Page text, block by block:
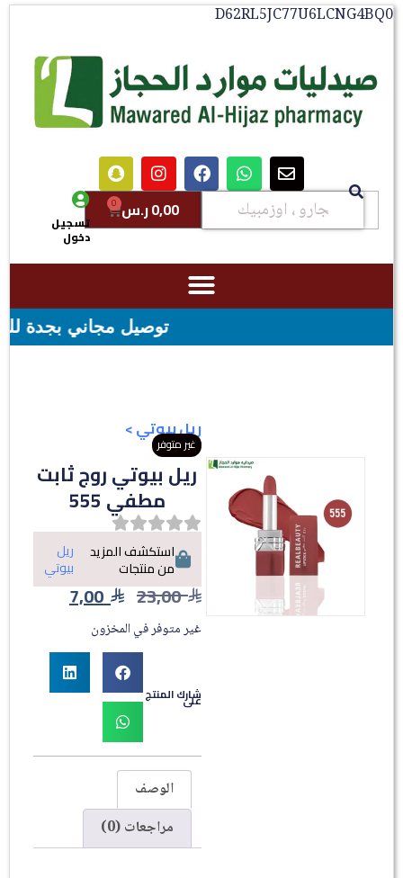
D62RL5JC77U6LCNG4BQ0
0,00ر.س 0
تسجيل
دخول
توصيل مجاني بجدة للطلبات فوق قيمه ال ١٠٠ ريال -
ريل بيوتي>
غير متوفر
ريل بيوتي روج ثابت
مطفي 555
استكشف المزيد
من منتجات
ريل
بيوتي
23,00
7,00
غير متوفر في المخزون
شارك المنتج
على
الوصف
مراجعات (0)